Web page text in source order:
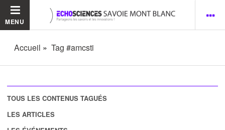
MENU
Accueil Tag #amcsti
TOUS LES CONTENUS TAGUÉS
LES ARTICLES